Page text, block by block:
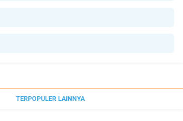
TERPOPULER LAINNYA